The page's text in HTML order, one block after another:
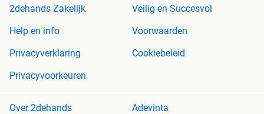
2dehands Zakelijk
Veilig en Succesvol
Help en info
Voorwaarden
Privacyverklaring
Cookiebeleid
Privacyvoorkeuren
Over 2dehands Adevinta